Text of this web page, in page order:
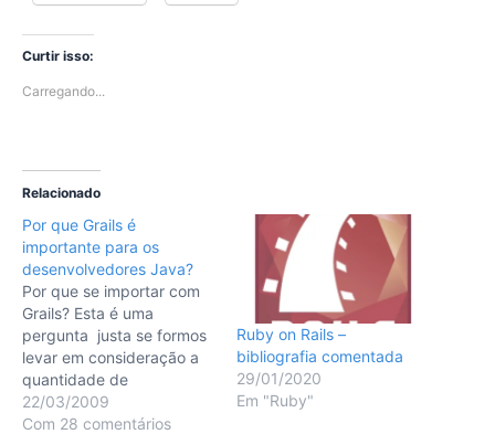
Curtir isso:
Carregando...
Relacionado
Por que Grails é
importante para os
desenvolvedores Java?
Por que se importar com
Grails? Esta é uma
pergunta justa se formos
levar em consideração a
quantidade de
frameworks com os quais
desenvolvedores Java
22/03/2009
Com 28 comentários
Ruby on Rails –
bibliografia comentada
29/01/2020
Em "Ruby"